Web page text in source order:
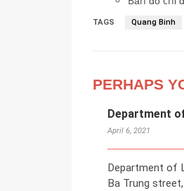
TAGS Quang Binh
PERHAPS
Department
April 6, 2021
Department of
Ba Trung